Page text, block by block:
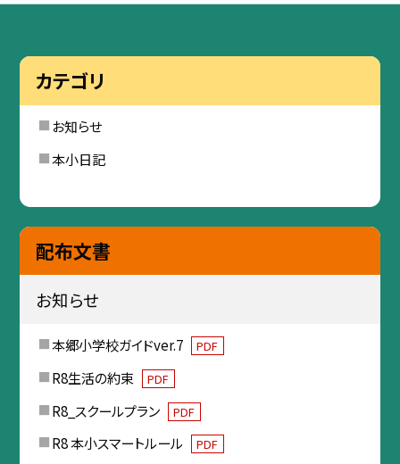
カテゴリ
お知らせ
本小日記
配布文書
お知らせ
本郷小学校ガイドver.7 PDF
R8生活の約束 PDF
R8_スクールプラン PDF
R8 本小スマートルール PDF